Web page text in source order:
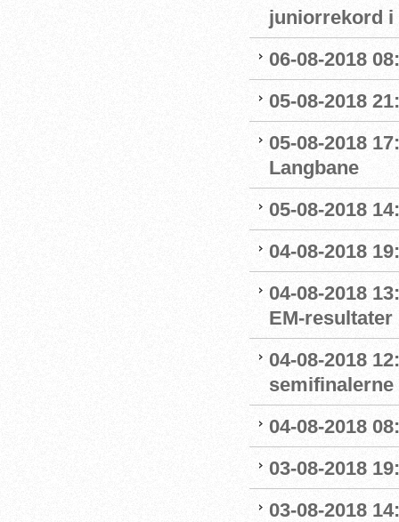
juniorrekord i
06-08-2018
05-08-2018
05-08-2018
Langbane
05-08-2018
04-08-2018
04-08-2018
EM-resultater
04-08-2018
semifinalerne
04-08-2018
03-08-2018
03-08-2018